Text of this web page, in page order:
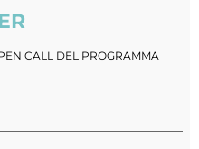
CALL DEL PROGRAMMA